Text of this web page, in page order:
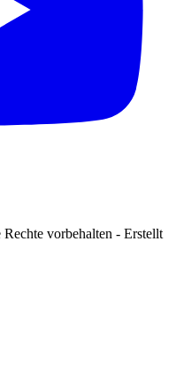
vorbehalten - Erstellt